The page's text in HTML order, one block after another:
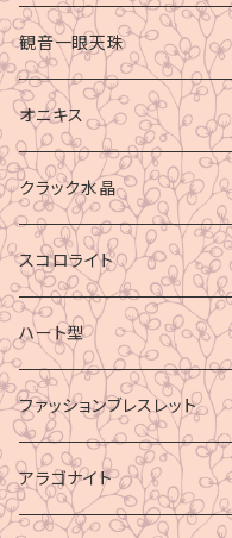
観音一眼天珠
オニキス
クラック水晶
スコロライト
ハート型
ファッションブレスレット
アラゴナイト